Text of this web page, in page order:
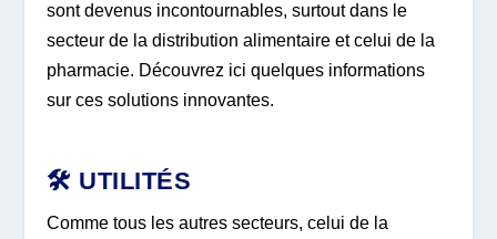
sont devenus incontournables, surtout dans le
secteur de la distribution alimentaire et celui de la
pharmacie. Découvrez ici quelques informations
sur ces solutions innovantes.
🛠️ UTILITÉS
Comme tous les autres secteurs, celui de la